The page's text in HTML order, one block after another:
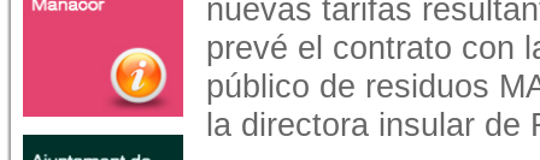
nuevas tarifas
prevé el contrato con
público de residuos
la directora insular de